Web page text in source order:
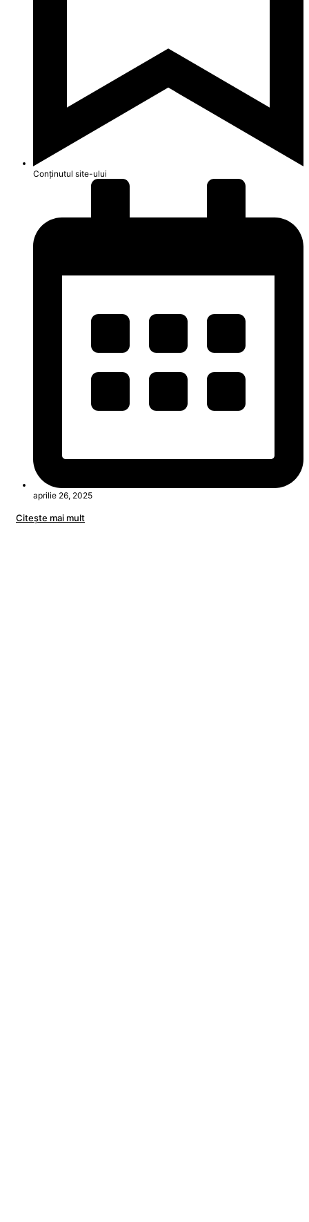
Conținutul site-ului
aprilie 26, 2025
Citeşte mai mult